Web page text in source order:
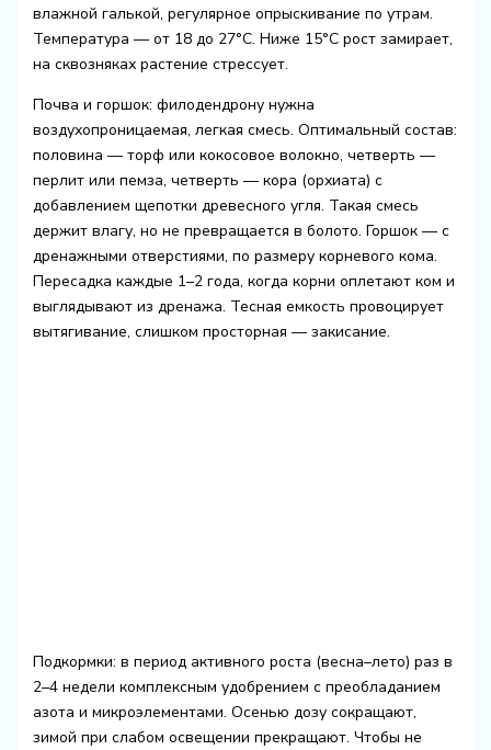
влажной галькой, регулярное опрыскивание по утрам.
Температура — от 18 до 27°C. Ниже 15°C рост замирает,
на сквозняках растение стрессует.
Почва и горшок: филодендрону нужна
воздухопроницаемая, легкая смесь. Оптимальный состав:
половина — торф или кокосовое волокно, четверть —
перлит или пемза, четверть — кора (орхиата) с
добавлением щепотки древесного угля. Такая смесь
держит влагу, но не превращается в болото. Горшок — с
дренажными отверстиями, по размеру корневого кома.
Пересадка каждые 1–2 года, когда корни оплетают ком и
выглядывают из дренажа. Тесная емкость провоцирует
вытягивание, слишком просторная — закисание.
Подкормки: в период активного роста (весна–лето) раз в
2–4 недели комплексным удобрением с преобладанием
азота и микроэлементами. Осенью дозу сокращают,
зимой при слабом освещении прекращают. Чтобы не